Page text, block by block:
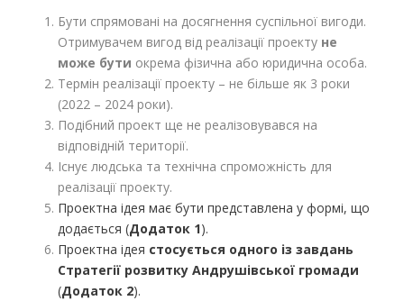
Бути спрямовані на досягнення суспільної вигоди.
Отримувачем вигод від реалізації проекту не
може бути окрема фізична або юридична особа.
Термін реалізації проекту – не більше як 3 роки
(2022 – 2024 роки).
Подібний проект ще не реалізовувався на
відповідній території.
Існує людська та технічна спроможність для
реалізації проекту.
Проектна ідея має бути представлена у формі, що
додається (Додаток 1).
Проектна ідея стосується одного із завдань
Стратегії розвитку Андрушівської громади
(Додаток 2).